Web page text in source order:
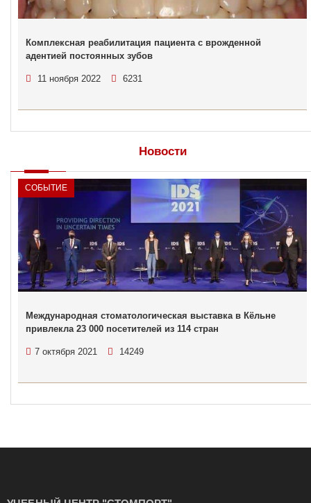
Комплексная реабилитация пациента с врожденной
адентией постоянных зубов
11 ноября 2022 6231
Новости
СОБЫТИЕ
Международная стоматологическая выставка в Кёльне
привлекла 23 000 посетителей из 114 стран
7 октября 2021 14249